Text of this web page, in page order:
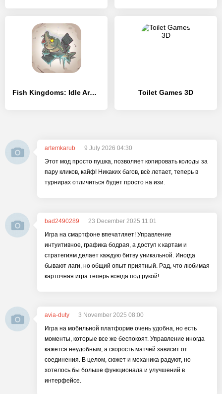
Fish Kingdoms: Idle Arena - [MOD Много монет] Toilet Games 3D
artemkarub
9 July 2026 04:30
Этот мод просто пушка, позволяет копировать колоды за
пару кликов, кайф! Никаких багов, всё летает, теперь в
турнирах отличиться будет просто на изи.
bad2490289
23 December 2025 11:01
Игра на смартфоне впечатляет! Управление
интуитивное, графика бодрая, а доступ к картам и
стратегиям делает каждую битву уникальной. Иногда
бывают лаги, но общий опыт приятный. Рад, что любимая
карточная игра теперь всегда под рукой!
avia-duty
3 November 2025 08:00
Игра на мобильной платформе очень удобна, но есть
моменты, которые все же беспокоят. Управление иногда
кажется неудобным, а скорость матчей зависит от
соединения. В целом, сюжет и механика радуют, но
хотелось бы больше функционала и улучшений в
интерфейсе.